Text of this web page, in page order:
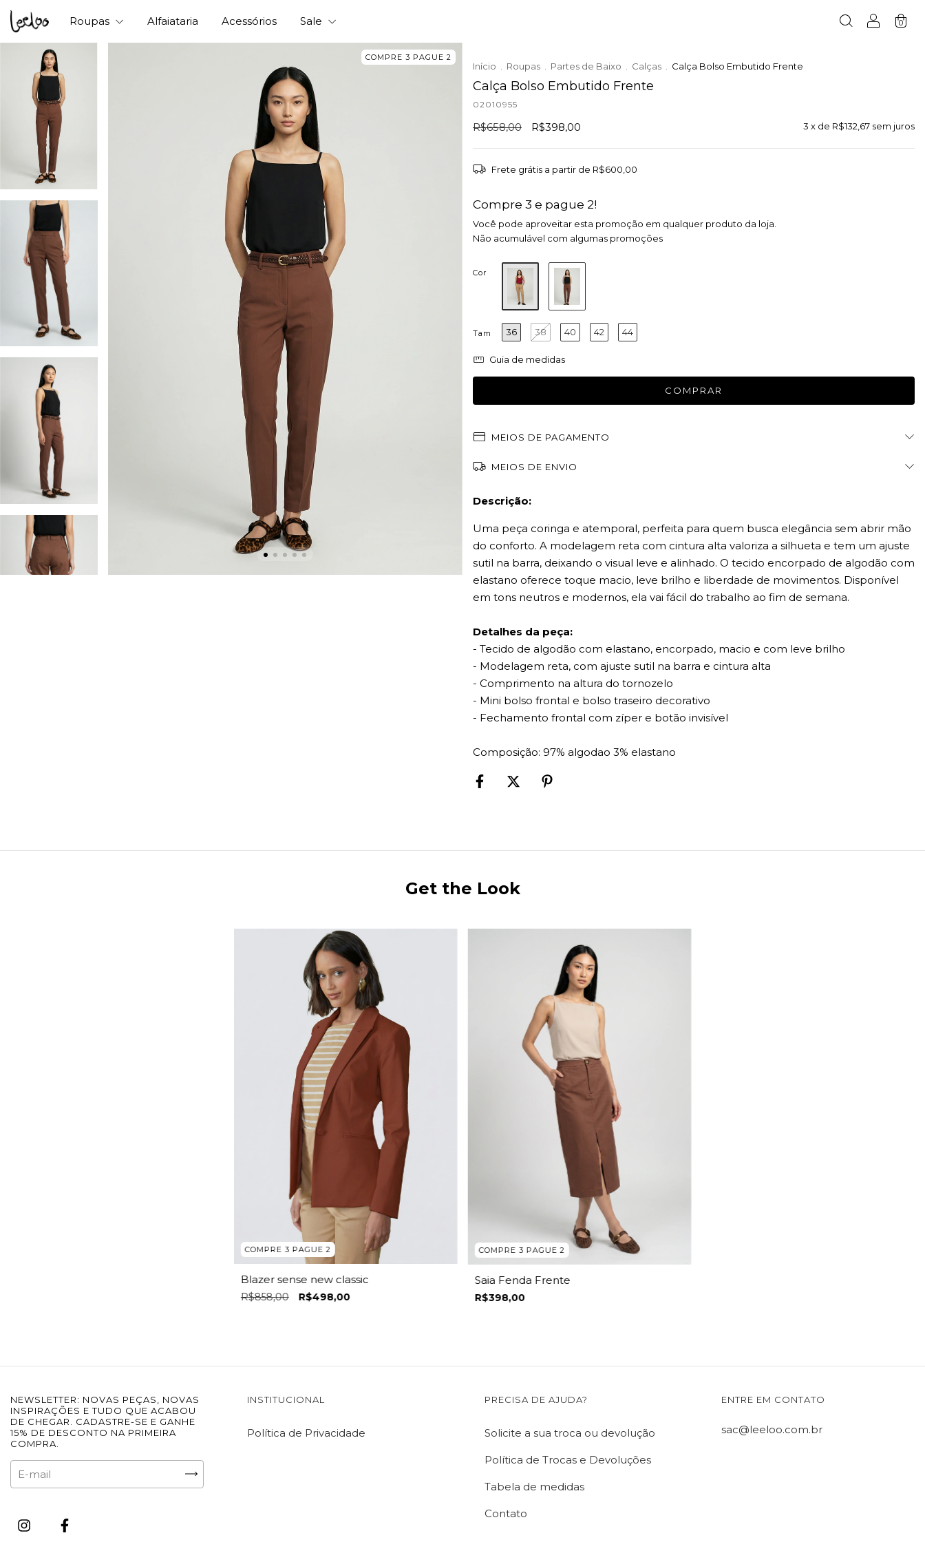
Roupas Alfaiataria Acessórios Sale 0
COMPRE 3 PAGUE 2
Início Roupas Partes de Baixo Calças Calça Bolso Embutido Frente
Calça Bolso Embutido Frente
02010955
R$658,00 R$398,00 3 x de R$132,67 sem juros
Frete grátis a partir de R$600,00
Compre 3 e pague 2!
Você pode aproveitar esta promoção em qualquer produto da loja.
Não acumulável com algumas promoções
Cor
Tam 36 38 40 42 44
Guia de medidas
MEIOS DE PAGAMENTO
MEIOS DE ENVIO
Descrição:
Uma peça coringa e atemporal, perfeita para quem busca elegância sem abrir mão
do conforto. A modelagem reta com cintura alta valoriza a silhueta e tem um ajuste
sutil na barra, deixando o visual leve e alinhado. O tecido encorpado de algodão com
elastano oferece toque macio, leve brilho e liberdade de movimentos. Disponível
em tons neutros e modernos, ela vai fácil do trabalho ao fim de semana.
Detalhes da peça:
- Tecido de algodão com elastano, encorpado, macio e com leve brilho
- Modelagem reta, com ajuste sutil na barra e cintura alta
- Comprimento na altura do tornozelo
- Mini bolso frontal e bolso traseiro decorativo
- Fechamento frontal com zíper e botão invisível
Composição: 97% algodao 3% elastano
Get the Look
COMPRE 3 PAGUE 2
Blazer sense new classic
R$858,00 R$498,00
COMPRE 3 PAGUE 2
Saia Fenda Frente
R$398,00
NEWSLETTER: NOVAS PEÇAS, NOVAS
INSPIRAÇÕES E TUDO QUE ACABOU
DE CHEGAR. CADASTRE-SE E GANHE
15% DE DESCONTO NA PRIMEIRA
COMPRA.
INSTITUCIONAL
Política de Privacidade
PRECISA DE AJUDA?
Solicite a sua troca ou devolução
Política de Trocas e Devoluções
Tabela de medidas
Contato
ENTRE EM CONTATO
sac@leeloo.com.br